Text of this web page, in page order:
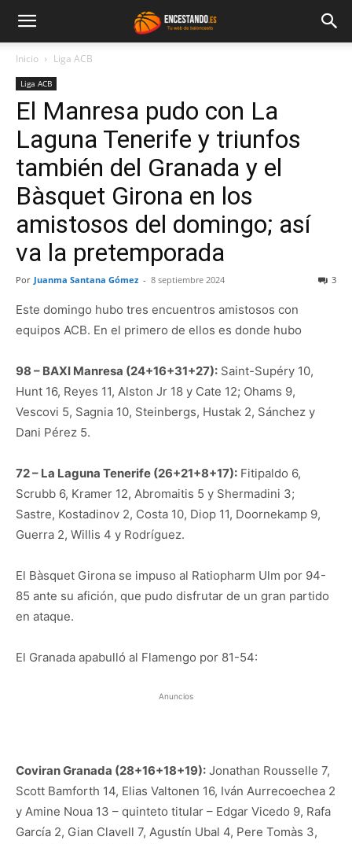
Inicio Liga ACB
Liga ACB
El Manresa pudo con La
Laguna Tenerife y triunfos
también del Granada y el
Bàsquet Girona en los
amistosos del domingo; así
va la pretemporada
Por Juanma Santana Gómez - 8 septiembre 2024 3
Este domingo hubo tres encuentros amistosos con
equipos ACB. En el primero de ellos es donde hubo
98 – BAXI Manresa (24+16+31+27): Saint-Supéry 10,
Hunt 16, Reyes 11, Alston Jr 18 y Cate 12; Ohams 9,
Vescovi 5, Sagnia 10, Steinbergs, Hustak 2, Sánchez y
Dani Pérez 5.
72 – La Laguna Tenerife (26+21+8+17): Fitipaldo 6,
Scrubb 6, Kramer 12, Abromaitis 5 y Shermadini 3;
Sastre, Kostadinov 2, Costa 10, Diop 11, Doornekamp 9,
Guerra 2, Willis 4 y Rodríguez.
El Bàsquet Girona se impuso al Ratiopharm Ulm por 94-
85 ante su afición, que pudo disfrutar de un gran partido
en ataque.
El Granada apabulló al Flamengo por 81-54:
Anuncios
Coviran Granada (28+16+18+19): Jonathan Rousselle 7,
Scott Bamforth 14, Elias Valtonen 16, Iván Aurrecoechea 2
y Amine Noua 13 – quinteto titular – Edgar Vicedo 9, Rafa
García 2, Gian Clavell 7, Agustín Ubal 4, Pere Tomàs 3,